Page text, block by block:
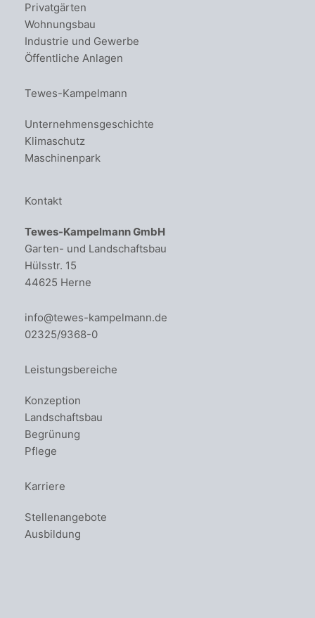
Privatgärten
Wohnungsbau
Industrie und Gewerbe
Öffentliche Anlagen
Tewes-Kampelmann
Unternehmensgeschichte
Klimaschutz
Maschinenpark
Kontakt
Tewes-Kampelmann GmbH
Garten- und Landschaftsbau
Hülsstr. 15
44625 Herne
info@tewes-kampelmann.de
02325/9368-0
Leistungsbereiche
Konzeption
Landschaftsbau
Begrünung
Pflege
Karriere
Stellenangebote
Ausbildung